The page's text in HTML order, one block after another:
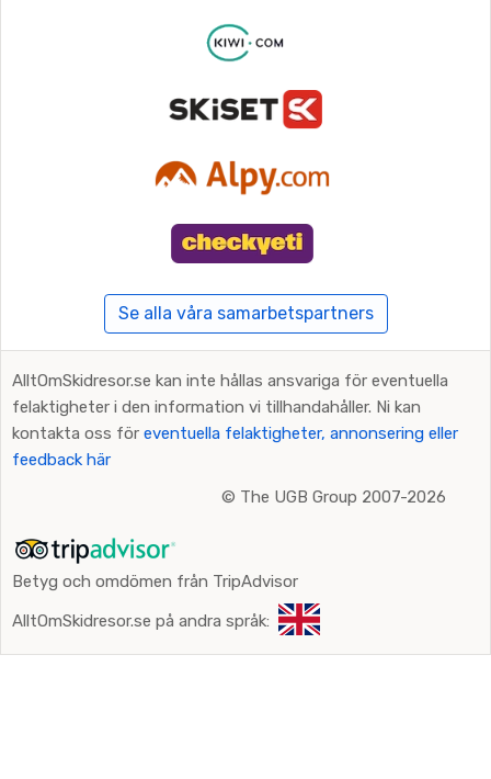
Se alla våra samarbetspartners
AlltOmSkidresor.se kan inte hållas ansvariga för eventuella
felaktigheter i den information vi tillhandahåller. Ni kan
kontakta oss för eventuella felaktigheter, annonsering eller
feedback här
© The UGB Group 2007-2026
Betyg och omdömen från TripAdvisor
AlltOmSkidresor.se på andra språk: